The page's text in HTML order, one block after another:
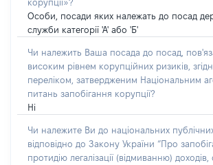
корупції»?
Особи, посади яких належать до посад
служби категорії 'А' або 'Б'
Чи належить Ваша посада до посад,
високим рівнем корупційних ризиків,
переліком, затвердженим Національним
питань запобігання корупції?
Ні
Чи належите Ви до національних публічних
відповідно до Закону України “Про
протидію легалізації (відмиванню)